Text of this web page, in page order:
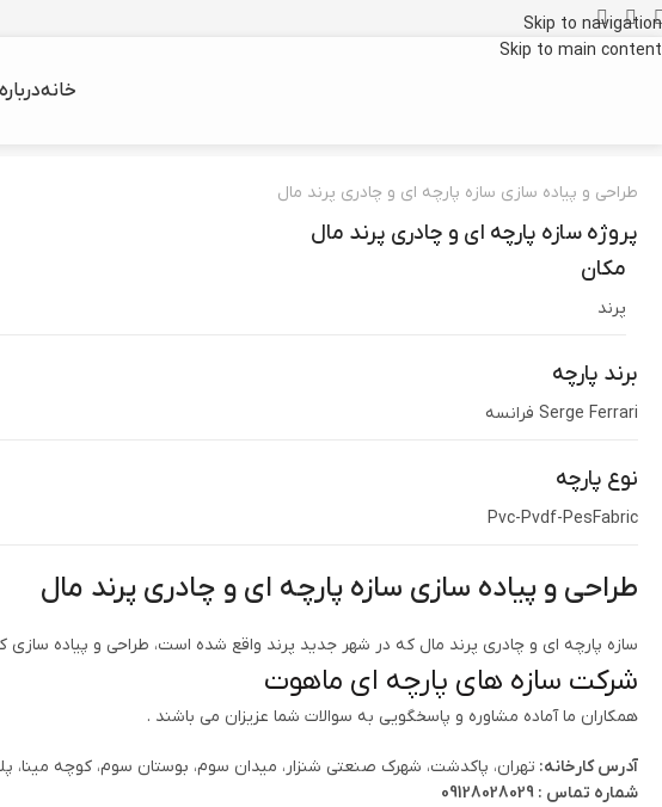
Skip to navigation
Skip to main content
خانه
طراحی و پیاده سازی سازه پارچه ای و چادری پرند مال
پروژه سازه پارچه ای و چادری پرند مال
مکان
پرند
برند پارچه
Serge Ferrari فرانسه
نوع پارچه
Pvc-Pvdf-PesFabric
طراحی و پیاده سازی سازه پارچه ای و چادری پرند مال
سازه پارچه ای و چادری پرند مال که در شهر جدید پرند واقع شده است، طراحی و پیاده
شرکت سازه های پارچه ای ماهوت
همکاران ما آماده مشاوره و پاسخگویی به سوالات شما عزیزان می باشند .
آدرس کارخانه: تهران، پاکدشت، شهرک صنعتی شنزار، میدان سوم، بوستان سوم، کوچه مینا، پلاک 344،
شماره تماس : 09128028029